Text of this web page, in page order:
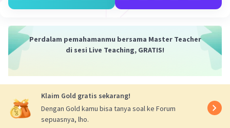
Selanjutnya, mari kita coba menyelesaikan persamaan
kuadrat ini dengan mengatur semua suku ke satu sisi
dan membawa 9 ke sisi lain dengan mengubah tanda
Sekarang, kita memiliki persamaan kuadrat yang dapat
kita faktorkan atau selesaikan menggunakan rumus
kuadrat. Namun, persamaan ini tidak dapat difaktorkan
Perdalam pemahamanmu bersama Master Teacher
di sesi Live Teaching, GRATIS!
Klaim Gold gratis sekarang!
Dengan Gold kamu bisa tanya soal ke Forum
sepuasnya, lho.